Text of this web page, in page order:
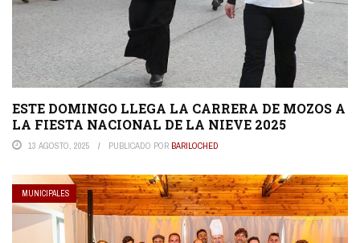
ESTE DOMINGO LLEGA LA CARRERA DE MOZOS A
LA FIESTA NACIONAL DE LA NIEVE 2025
13 AGOSTO, 2025 PUBLICADO POR BARILOCHED
MUNICIPALES